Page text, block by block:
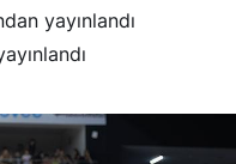
yayınlandı